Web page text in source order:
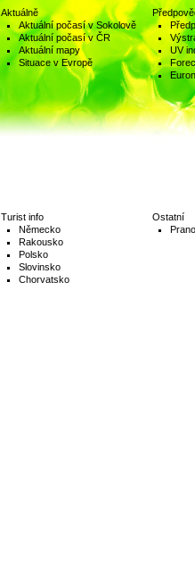
Aktuálně
Aktuální počasí v Sokolově
Aktuální počasí v ČR
Aktuální mapy
Situace v Evropě
UV
Turist info
Německo
Rakousko
Polsko
Slovinsko
Chorvatsko
Ostatní